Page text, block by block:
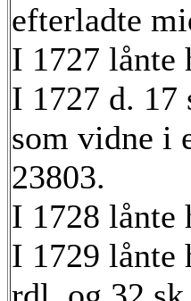
efterladte
I 1727 lånte
I 1727 d. 17
som vidne i
23803.
I 1728 lånte
I 1729 lånte